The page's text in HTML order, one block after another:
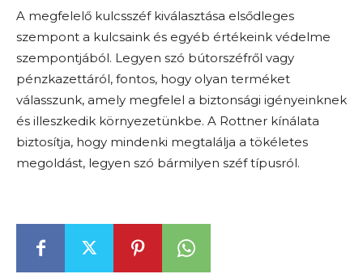
A megfelelő kulcsszéf kiválasztása elsődleges
szempont a kulcsaink és egyéb értékeink védelme
szempontjából. Legyen szó bútorszéfről vagy
pénzkazettáról, fontos, hogy olyan terméket
válasszunk, amely megfelel a biztonsági igényeinknek
és illeszkedik környezetünkbe. A Rottner kínálata
biztosítja, hogy mindenki megtalálja a tökéletes
megoldást, legyen szó bármilyen széf típusról.